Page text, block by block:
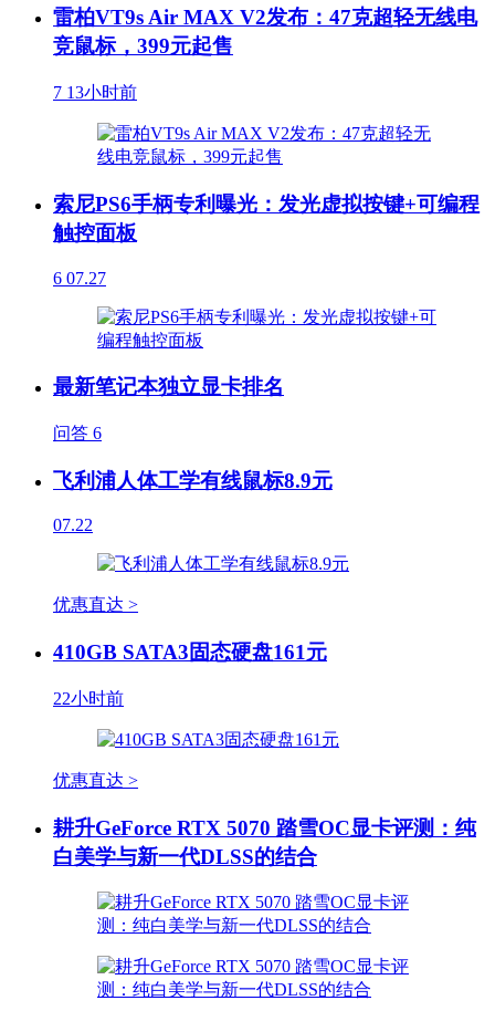
雷柏VT9s Air MAX V2发布：47克超轻无线电
竞鼠标，399元起售
7 13小时前
索尼PS6手柄专利曝光：发光虚拟按键+可编程
触控面板
6 07.27
最新笔记本独立显卡排名
问答 6
飞利浦人体工学有线鼠标8.9元
07.22
优惠直达 >
410GB SATA3固态硬盘161元
22小时前
优惠直达 >
耕升GeForce RTX 5070 踏雪OC显卡评测：纯
白美学与新一代DLSS的结合